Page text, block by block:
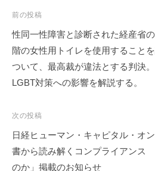
投
稿
ナ
ビ
ゲ
シ
ョ
ン
前の投稿
性同一性障害と診断された経産省
階の女性用トイレを使用すること
ついて、最高裁が違法とする判決
LGBT対策への影響を解説する。
次の投稿
日経ヒューマン・キャピタル・オ
書から読み解くコンプライアンス
のか」掲載のお知らせ